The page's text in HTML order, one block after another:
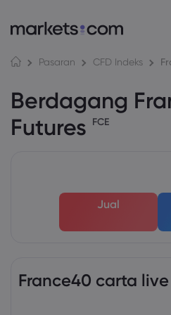
Pasaran CFD Indeks
Berdagang
Futures FCE
Jual
France40 carta live